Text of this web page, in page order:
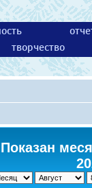
творчество
Показан